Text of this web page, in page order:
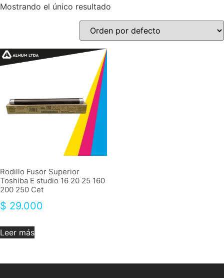
Mostrando el único resultado
Rodillo Fusor Superior
Toshiba E studio 16 20 25 160
200 250 Cet
$ 29.000
Leer más